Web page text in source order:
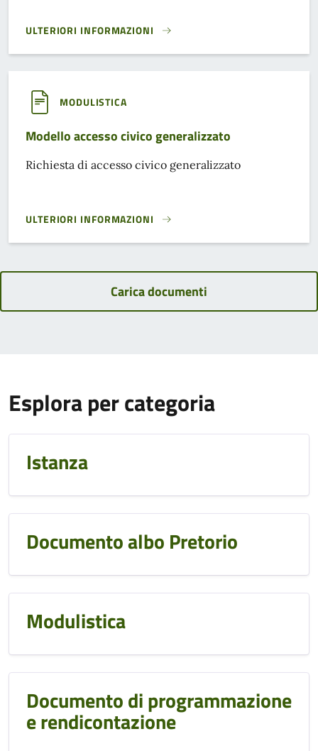
ULTERIORI INFORMAZIONI
DOCUMENTI RELATIVI AL WHISTLEBLOWING}
MODULISTICA
Modello accesso civico generalizzato
Richiesta di accesso civico generalizzato
ULTERIORI INFORMAZIONI
MODELLO ACCESSO CIVICO GENERALIZZATO}
Carica documenti
Esplora per categoria
Istanza
Documento albo Pretorio
Modulistica
Documento di programmazione
e rendicontazione